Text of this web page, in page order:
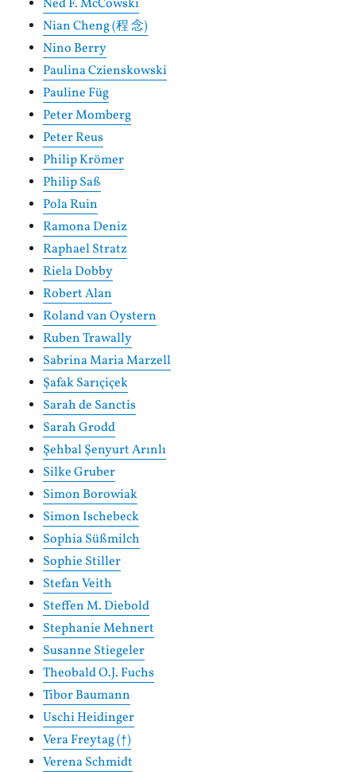
Ned F. McCowski
Nian Cheng (程 念)
Nino Berry
Paulina Czienskowski
Pauline Füg
Peter Momberg
Peter Reus
Philip Krömer
Philip Saß
Pola Ruin
Ramona Deniz
Raphael Stratz
Riela Dobby
Robert Alan
Roland van Oystern
Ruben Trawally
Sabrina Maria Marzell
Şafak Sarıçiçek
Sarah de Sanctis
Sarah Grodd
Şehbal Şenyurt Arınlı
Silke Gruber
Simon Borowiak
Simon Ischebeck
Sophia Süßmilch
Sophie Stiller
Stefan Veith
Steffen M. Diebold
Stephanie Mehnert
Susanne Stiegeler
Theobald O.J. Fuchs
Tibor Baumann
Uschi Heidinger
Vera Freytag (†)
Verena Schmidt